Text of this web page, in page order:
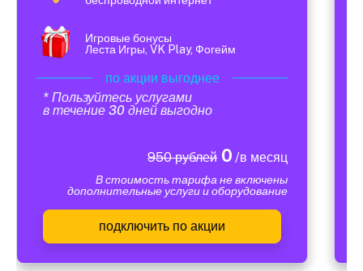
Игровые бонусы
Леста Игры, VK Play, Фогейм
по акции выгоднее
* Пользуйтесь услугами
в течение 30 дней выгодно
950 рублей0 /в месяц
В стоимость тарифа не включены
дополнительные услуги и оборудование
подключить по акции